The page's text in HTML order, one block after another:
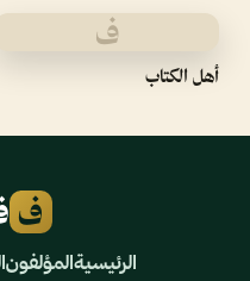
ف
أهل الكتاب
ف
الرئيسيةالمؤلفون